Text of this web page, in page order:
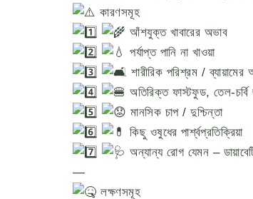
কারণসমূহ
আঁশযুক্ত খাবারের অভাব
পর্যাপ্ত পানি না খাওয়া
শারীরিক পরিশ্রম / ব্যায়ামের
অতিরিক্ত ফাস্টফুড, তেল-চর্বি
মানসিক চাপ / দুশ্চিন্তা
কিছু ওষুধের পার্শ্বপ্রতিক্রিয়া
অন্যান্য রোগ যেমন –
—
লক্ষণসমূহ